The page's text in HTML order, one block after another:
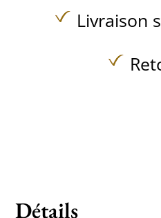
Livraison
Détails